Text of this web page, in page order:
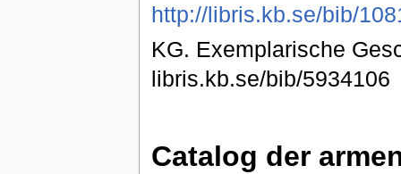
http://libris.kb.se/bib/
KG. Exemplarische
libris.kb.se/bib/5934106
Catalog der